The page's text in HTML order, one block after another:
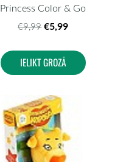
Princess Color & Go
€9,99 €5,99
IELIKT GROZĀ